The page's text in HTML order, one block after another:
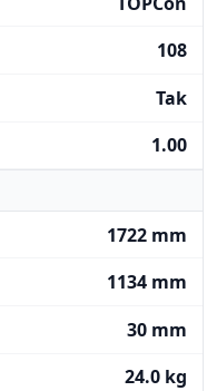
108
Tak
1.00
1722 mm
1134 mm
30 mm
24.0 kg